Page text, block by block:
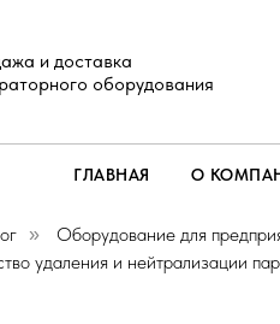
и доставка
оборудования
ГЛАВНАЯ О
» Оборудование для
удаления и нейтрализации